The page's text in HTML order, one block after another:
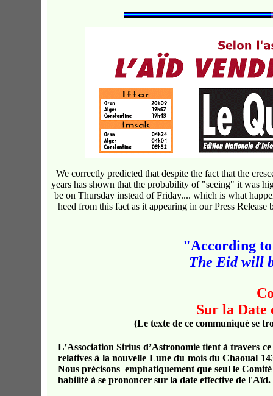
We correctly predicted that despite the fact that the
years has shown that the probability of "seeing" it was
be on Thursday instead of Friday.... which is what
heed from this fact as it appearing in our Press
"According
The Eid will
Sur la Date
(Le texte de ce communiqué se
L’Association Sirius d’Astronomie tient à travers
relatives à la nouvelle Lune du mois du Chaoual
Nous précisons emphatiquement que seul le
habilité à se prononcer sur la date effective de l'Aïd.